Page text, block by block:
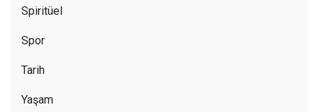
Spiritüel
Spor
Tarih
Yaşam